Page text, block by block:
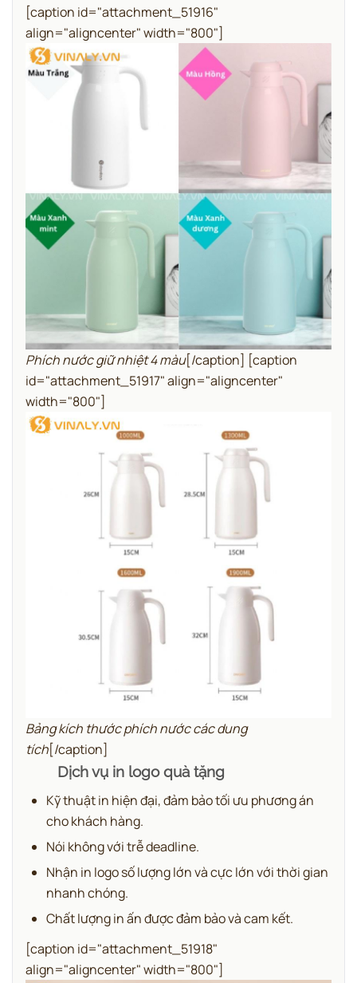
[caption id="attachment_51916"
align="aligncenter" width="800"]
Phích nước giữ nhiệt 4 màu[/caption] [caption
id="attachment_51917" align="aligncenter"
width="800"]
Bảng kích thước phích nước các dung
tích[/caption]
Dịch vụ in logo quà tặng
Kỹ thuật in hiện đại, đảm bảo tối ưu phương án
cho khách hàng.
Nói không với trễ deadline.
Nhận in logo số lượng lớn và cực lớn với thời gian
nhanh chóng.
Chất lượng in ấn được đảm bảo và cam kết.
[caption id="attachment_51918"
align="aligncenter" width="800"]